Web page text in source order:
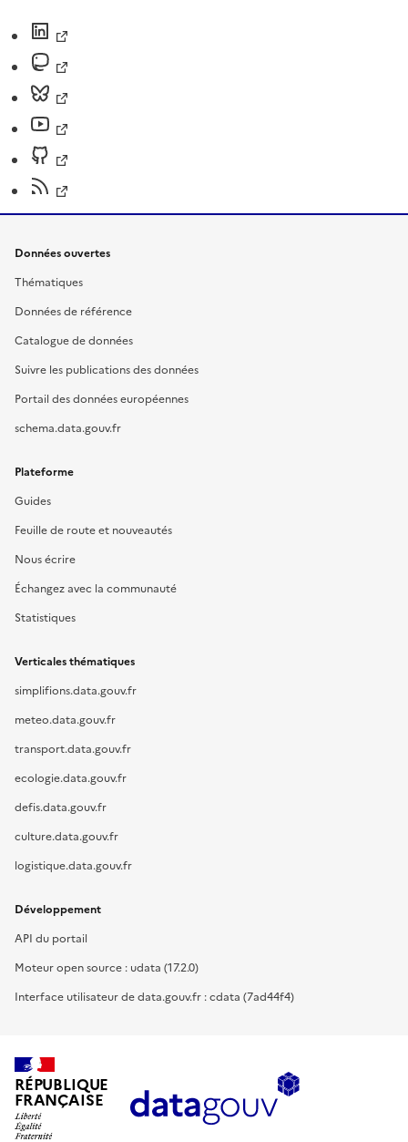
Données ouvertes
Thématiques
Données de référence
Catalogue de données
Suivre les publications des données
Portail des données européennes
schema.data.gouv.fr
Plateforme
Guides
Feuille de route et nouveautés
Nous écrire
Échangez avec la communauté
Statistiques
Verticales thématiques
simplifions.data.gouv.fr
meteo.data.gouv.fr
transport.data.gouv.fr
ecologie.data.gouv.fr
defis.data.gouv.fr
culture.data.gouv.fr
logistique.data.gouv.fr
Développement
API du portail
Moteur open source : udata (17.2.0)
Interface utilisateur de data.gouv.fr : cdata (7ad44f4)
RÉPUBLIQUE
FRANÇAISE